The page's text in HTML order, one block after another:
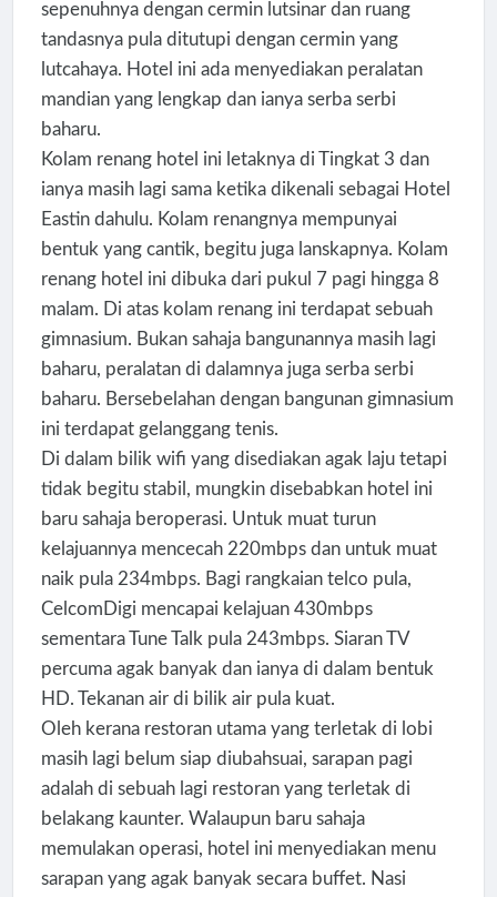
sepenuhnya dengan cermin lutsinar dan ruang
tandasnya pula ditutupi dengan cermin yang
lutcahaya. Hotel ini ada menyediakan peralatan
mandian yang lengkap dan ianya serba serbi
baharu.
Kolam renang hotel ini letaknya di Tingkat 3 dan
ianya masih lagi sama ketika dikenali sebagai Hotel
Eastin dahulu. Kolam renangnya mempunyai
bentuk yang cantik, begitu juga lanskapnya. Kolam
renang hotel ini dibuka dari pukul 7 pagi hingga 8
malam. Di atas kolam renang ini terdapat sebuah
gimnasium. Bukan sahaja bangunannya masih lagi
baharu, peralatan di dalamnya juga serba serbi
baharu. Bersebelahan dengan bangunan gimnasium
ini terdapat gelanggang tenis.
Di dalam bilik wifi yang disediakan agak laju tetapi
tidak begitu stabil, mungkin disebabkan hotel ini
baru sahaja beroperasi. Untuk muat turun
kelajuannya mencecah 220mbps dan untuk muat
naik pula 234mbps. Bagi rangkaian telco pula,
CelcomDigi mencapai kelajuan 430mbps
sementara Tune Talk pula 243mbps. Siaran TV
percuma agak banyak dan ianya di dalam bentuk
HD. Tekanan air di bilik air pula kuat.
Oleh kerana restoran utama yang terletak di lobi
masih lagi belum siap diubahsuai, sarapan pagi
adalah di sebuah lagi restoran yang terletak di
belakang kaunter. Walaupun baru sahaja
memulakan operasi, hotel ini menyediakan menu
sarapan yang agak banyak secara buffet. Nasi